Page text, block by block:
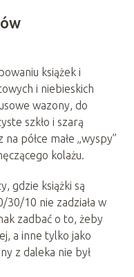
książek i
i niebieskich
wazony, do
szkło i szarą
półce małe „wyspy”
kolażu.
gdzie książki są
30/10 nie zadziała w
zadbać o to, żeby
a inne tylko jako
z daleka nie był